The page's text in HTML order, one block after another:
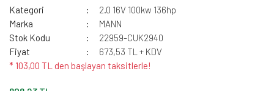
Kategori
2.0 16V 100kw 136hp
Marka
MANN
Stok Kodu
22959-CUK2940
Fiyat
673,53 TL + KDV
* 103,00 TL den başlayan taksitlerle!